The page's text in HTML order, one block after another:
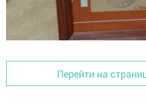
Перейти на